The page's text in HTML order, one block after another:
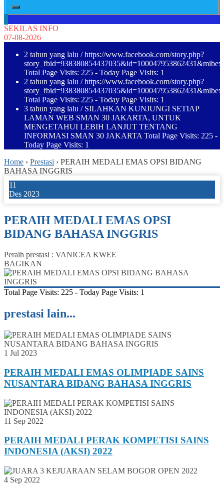
SEKILAS INFO
07-08-2026
2 tahun yang lalu / https://www.facebook.com/story.php?
Total Page Visits: 225 - Today Page Visits: 1
2 tahun yang lalu / https://www.facebook.com/story.php?
Total Page Visits: 225 - Today Page Visits: 1
3 tahun yang lalu / SILAHKAN KUNJUNGI SETIAP
LAMAN WEB SMAN 30 JAKARTA, UNTUK
MENGETAHUI LEBIH LANJUT TENTANG
INFORMASI SMAN 30 JAKARTA Total Page Visits: 225 -
Today Page Visits: 1
Home › Prestasi › PERAIH MEDALI EMAS OPSI BIDANG
BAHASA INGGRIS
11
Des 2023
PERAIH MEDALI EMAS OPSI
BIDANG BAHASA INGGRIS
Peraih prestasi : VANICEA KWEE
BAGIKAN
Total Page Visits: 225 - Today Page Visits: 1
prestasi lain...
1 Jul 2023
PERAIH MEDALI EMAS OLIMPIADE SAINS
NUSANTARA BIDANG BAHASA INGGRIS
11 Sep 2022
PERAIH MEDALI PERAK KOMPETISI SAINS
INDONESIA (AKSI) 2022
4 Sep 2022